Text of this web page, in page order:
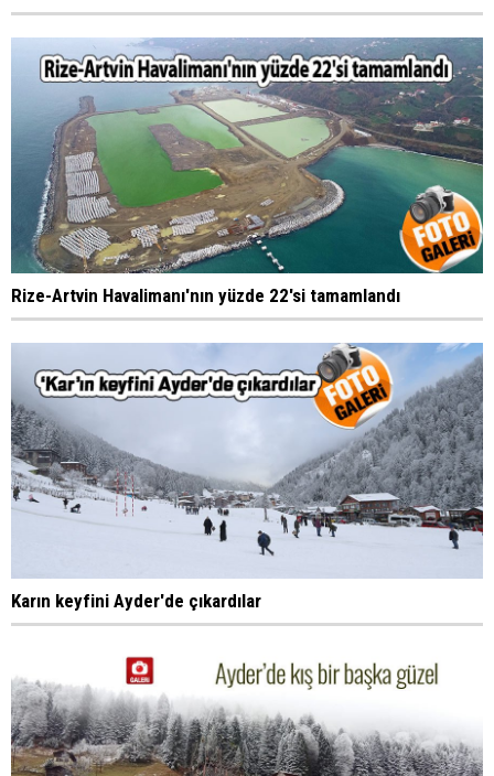
Rize-Artvin Havalimanı'nın yüzde 22'si tamamlandı
Karın keyfini Ayder'de çıkardılar